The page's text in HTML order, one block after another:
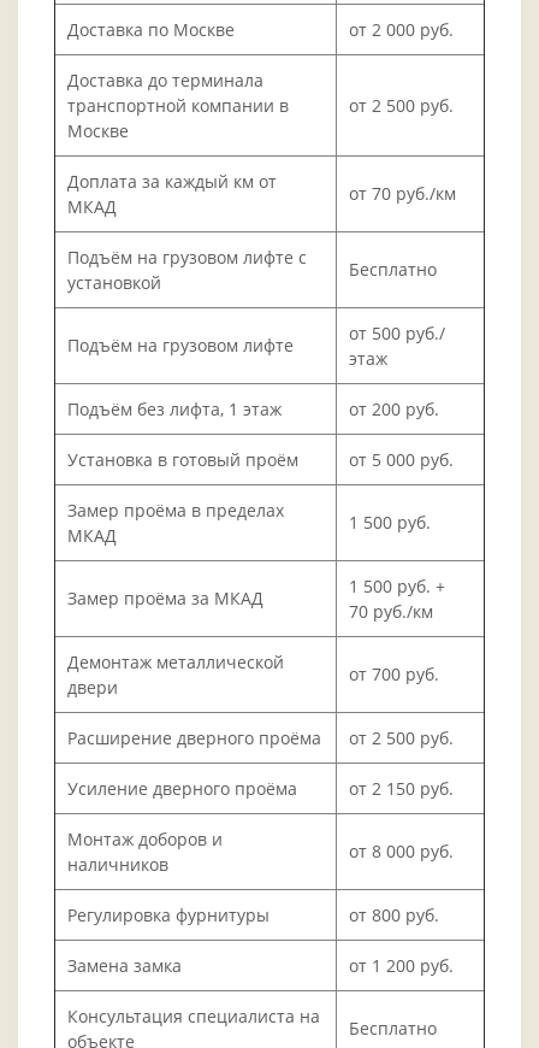
Доставка по Москве от 2 000 руб.
Доставка до терминала
транспортной компании в
Москве
от 2 500 руб.
Доплата за каждый км от
МКАД
от 70 руб./км
Подъём на грузовом лифте с
установкой
Бесплатно
Подъём на грузовом лифте
от 500 руб./
этаж
Подъём без лифта, 1 этаж от 200 руб.
Установка в готовый проём от 5 000 руб.
Замер проёма в пределах
МКАД
1 500 руб.
Замер проёма за МКАД
1 500 руб. +
70 руб./км
Демонтаж металлической
двери
от 700 руб.
Расширение дверного проёма от 2 500 руб.
Усиление дверного проёма от 2 150 руб.
Монтаж доборов и
наличников
от 8 000 руб.
Регулировка фурнитуры от 800 руб.
Замена замка от 1 200 руб.
Консультация специалиста на
объекте
Бесплатно